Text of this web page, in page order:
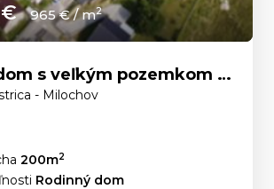
€ 965 € / m2
pozemkom a nádhernými výhľadmi – Dolný Milochov
- Milochov
200m2
Rodinný dom